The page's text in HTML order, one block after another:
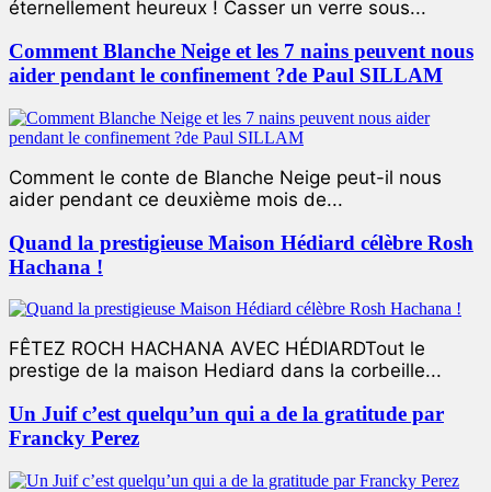
éternellement heureux ! Casser un verre sous...
Comment Blanche Neige et les 7 nains peuvent nous
aider pendant le confinement ?de Paul SILLAM
Comment le conte de Blanche Neige peut-il nous
aider pendant ce deuxième mois de...
Quand la prestigieuse Maison Hédiard célèbre Rosh
Hachana !
FÊTEZ ROCH HACHANA AVEC HÉDIARDTout le
prestige de la maison Hediard dans la corbeille...
Un Juif c’est quelqu’un qui a de la gratitude par
Francky Perez